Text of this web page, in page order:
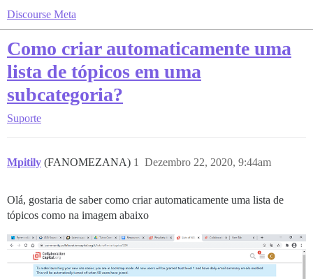
Discourse Meta
Como criar automaticamente uma
lista de tópicos em uma
subcategoria?
Suporte
Mpitily (FANOMEZANA) Dezembro 22, 2020, 9:44am
1
Olá, gostaria de saber como criar automaticamente uma lista de
tópicos como na imagem abaixo